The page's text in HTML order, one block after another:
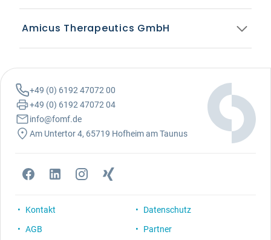
Amicus Therapeutics GmbH
+49 (0) 6192 47072 00
+49 (0) 6192 47072 04
info@fomf.de
Am Untertor 4, 65719 Hofheim am Taunus
Kontakt
AGB
Datenschutz
Partner